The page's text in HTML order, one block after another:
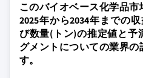
このバイオベース化学品市
2025年から2034年までの
び数量(トン)の推定値と予
グメントについての業界の
す。